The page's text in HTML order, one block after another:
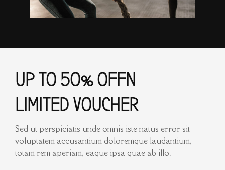
UP TO 50% OFFN
LIMITED VOUCHER
Sed ut perspiciatis unde omnis iste natus error sit
voluptatem accusantium doloremque laudantium,
totam rem aperiam, eaque ipsa quae ab illo.